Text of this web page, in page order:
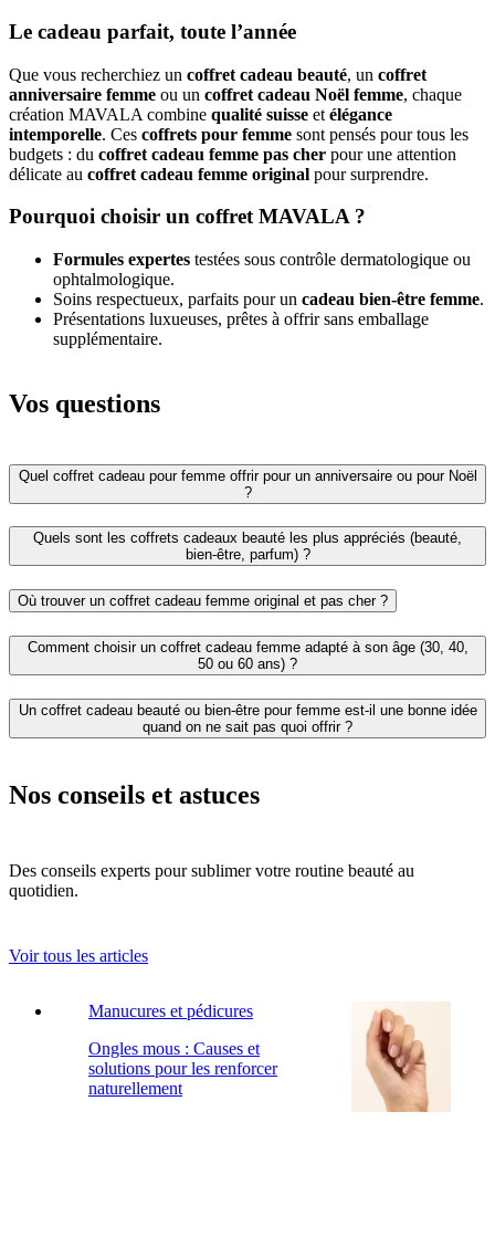
Le cadeau parfait, toute l’année
Que vous recherchiez un coffret cadeau beauté, un coffret
anniversaire femme ou un coffret cadeau Noël femme, chaque
création MAVALA combine qualité suisse et élégance
intemporelle. Ces coffrets pour femme sont pensés pour tous les
budgets : du coffret cadeau femme pas cher pour une attention
délicate au coffret cadeau femme original pour surprendre.
Pourquoi choisir un coffret MAVALA ?
Formules expertes testées sous contrôle dermatologique ou
ophtalmologique.
Soins respectueux, parfaits pour un cadeau bien-être femme.
Présentations luxueuses, prêtes à offrir sans emballage
supplémentaire.
Vos questions
Quel coffret cadeau pour femme offrir pour un anniversaire ou pour Noël
?
Quels sont les coffrets cadeaux beauté les plus appréciés (beauté,
bien-être, parfum) ?
Où trouver un coffret cadeau femme original et pas cher ?
Comment choisir un coffret cadeau femme adapté à son âge (30, 40,
50 ou 60 ans) ?
Un coffret cadeau beauté ou bien-être pour femme est-il une bonne idée
quand on ne sait pas quoi offrir ?
Nos conseils et astuces
Des conseils experts pour sublimer votre routine beauté au
quotidien.
Voir tous les articles
Manucures et pédicures
Ongles mous : Causes et
solutions pour les renforcer
naturellement